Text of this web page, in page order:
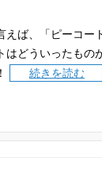
えば、「ピーコー
はどういったもの
続きを読む